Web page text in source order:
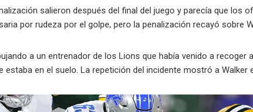
salieron después del final del juego y parecía que los
por rudeza por el golpe, pero la penalización recayó sobre
a un entrenador de los Lions que había venido a recoger
estaba en el suelo. La repetición del incidente mostró a Walker